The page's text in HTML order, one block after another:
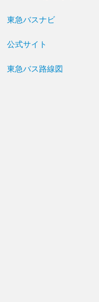
東急バスナビ
公式サイト
東急バス路線図